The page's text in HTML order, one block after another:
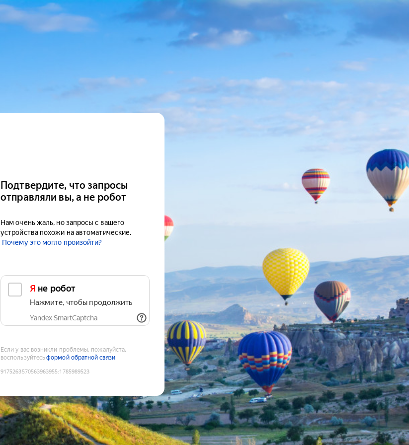
Подтвердите, что запросы
отправляли вы, а не робот
Нам очень жаль, но запросы с вашего
устройства похожи на автоматические.
Почему это могло произойти?
Я не робот
Нажмите, чтобы продолжить
Yandex SmartCaptcha
Если у вас возникли проблемы, пожалуйста,
воспользуйтесьформой обратной связи
9175263570563963955:1785989523